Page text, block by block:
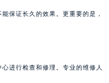
保证长久的效果。更重要的是，
进行检查和修理。专业的维修人